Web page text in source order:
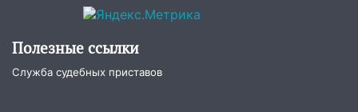
В Ульяновске около «нового»
моста утопили автомобиль «Вольво»
20:20 Итоги 9 августа в Ульяновской
области: разгул стихии, поиски
Полезные ссылки
Служба судебных приставов